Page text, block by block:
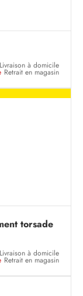
Livraison à domicile
Retrait en magasin
torsade
Livraison à domicile
Retrait en magasin